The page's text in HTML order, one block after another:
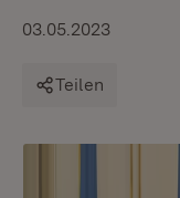
03.05.2023
Teilen